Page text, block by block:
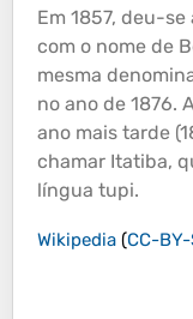
Em 1857, deu-se
com o nome de
mesma
no ano de 1876.
ano mais tarde
chamar Itatiba,
língua tupi.
Wikipedia (CC-